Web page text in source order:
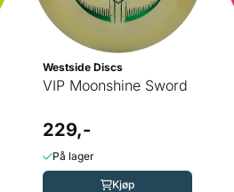
Westside Discs
VIP Moonshine Sword
229,-
På lager
Kjøp